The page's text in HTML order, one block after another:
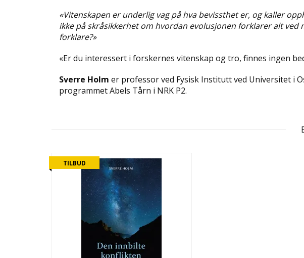
«Vitenskapen er underlig vag på hva bevissthet er, og kaller
ikke på skråsikkerhet om hvordan evolusjonen forklarer alt
forklare?»
«Er du interessert i forskernes vitenskap og tro, finnes ingen
Sverre Holm er professor ved Fysisk Institutt ved Universitet i
programmet Abels Tårn i NRK P2.
TILBUD